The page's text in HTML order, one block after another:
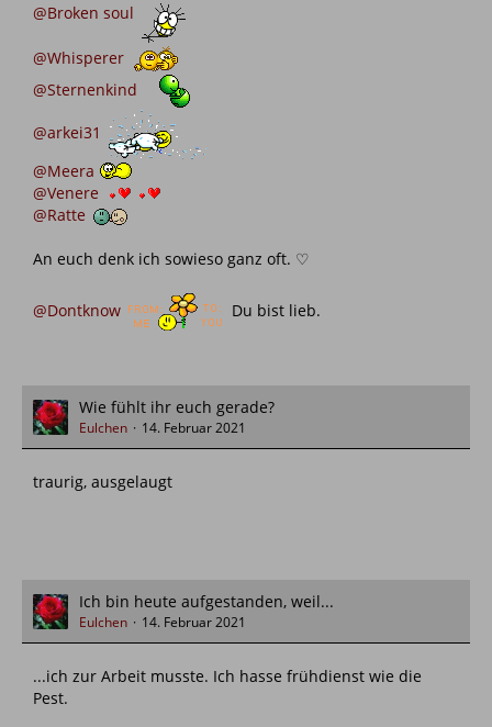
@Broken soul
@Whisperer
@Sternenkind
@arkei31
@Meera
@Venere
@Ratte
An euch denk ich sowieso ganz oft. ♡
@Dontknow Du bist lieb.
Wie fühlt ihr euch gerade?
Eulchen 14. Februar 2021
traurig, ausgelaugt
Ich bin heute aufgestanden, weil...
Eulchen 14. Februar 2021
...ich zur Arbeit musste. Ich hasse frühdienst wie die
Pest.